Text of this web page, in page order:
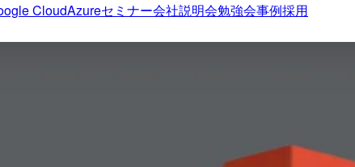
CloudAzureセミナー会社説明会勉強会事例採用